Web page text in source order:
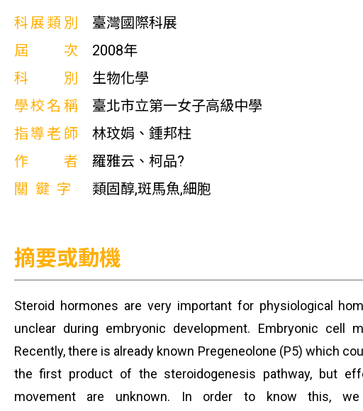
科展類別
臺灣國際科展
屆次
2008年
科別
生物化學
學校名稱
臺北市立第一女子高級中學
指導老師
林玟娟、鍾邦柱
作者
羅雅云、柯品?
關鍵字
類固醇,斑馬魚,細胞
摘要或動機
Steroid hormones are very important for physiological
unclear during embryonic development. Embryonic cell
Recently, there is already known Pregeneolone (P5) which
the first product of the steroidogenesis pathway, but
movement are unknown. In order to know this,